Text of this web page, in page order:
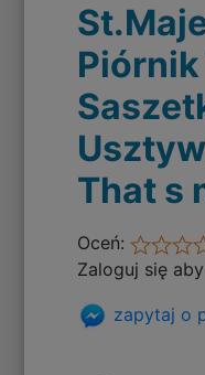
Piórnik
That s
Oceń:
Zaloguj się
zapytaj o